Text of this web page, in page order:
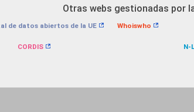
Otras webs gestionadas por
de datos abiertos de la UE Whoiswho
CORDIS N-